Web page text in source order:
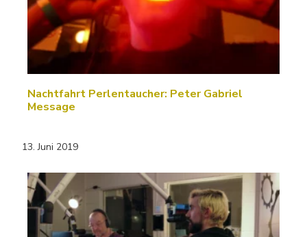
Nachtfahrt Perlentaucher: Peter Gabriel
Message
13. Juni 2019